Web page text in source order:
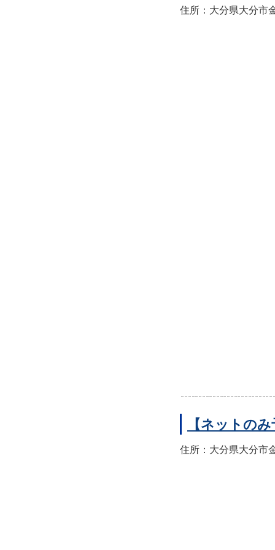
住所：大分県大分市
【ネットの
住所：大分県大分市